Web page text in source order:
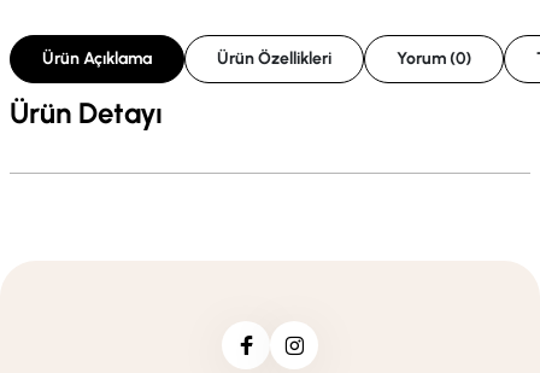
Ürün Açıklama Ürün Özellikleri Yorum (0)
Ürün Detayı